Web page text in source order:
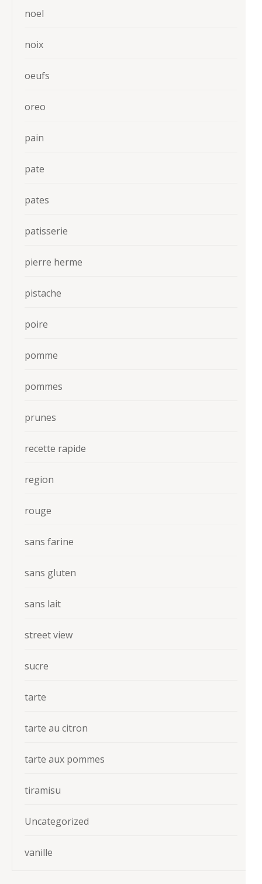
noel
noix
oeufs
oreo
pain
pate
pates
patisserie
pierre herme
pistache
poire
pomme
pommes
prunes
recette rapide
region
rouge
sans farine
sans gluten
sans lait
street view
sucre
tarte
tarte au citron
tarte aux pommes
tiramisu
Uncategorized
vanille